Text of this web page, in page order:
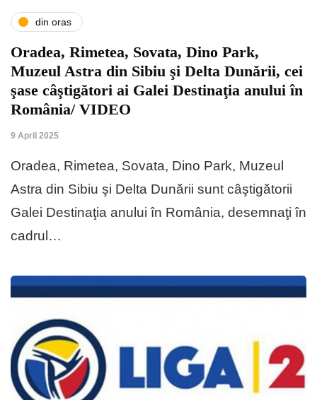
din oras
Oradea, Rimetea, Sovata, Dino Park,
Muzeul Astra din Sibiu şi Delta Dunării, cei
şase câştigători ai Galei Destinaţia anului în
România/ VIDEO
9 April 2025
Oradea, Rimetea, Sovata, Dino Park, Muzeul
Astra din Sibiu şi Delta Dunării sunt câştigătorii
Galei Destinaţia anului în România, desemnaţi în
cadrul…